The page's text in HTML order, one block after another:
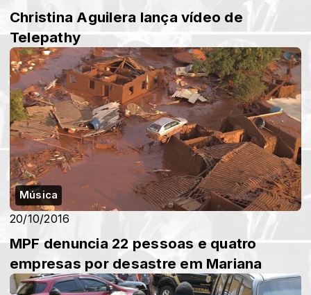
Christina Aguilera lança vídeo de
Telepathy
Música
20/10/2016
MPF denuncia 22 pessoas e quatro
empresas por desastre em Mariana